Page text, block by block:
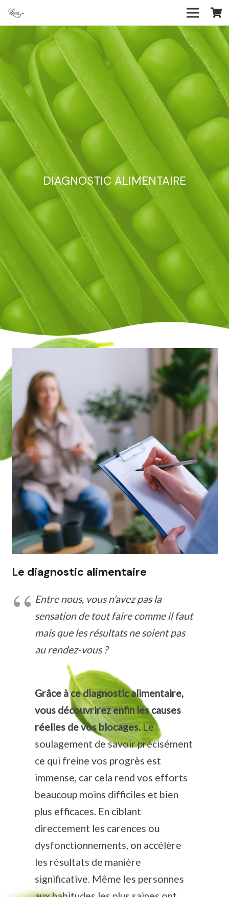
DIAGNOSTIC ALIMENTAIRE
Le diagnostic alimentaire
Entre nous, vous n’avez pas la
sensation de tout faire comme il faut
mais que les résultats ne soient pas
au rendez-vous ?
Grâce à ce diagnostic alimentaire,
vous découvrirez enfin les causes
réelles de vos blocages.Le
soulagement de savoir précisément
ce qui freine vos progrès est
immense, car cela rend vos efforts
beaucoup moins difficiles et bien
plus efficaces. En ciblant
directement les carences ou
dysfonctionnements, on accélère
les résultats de manière
significative. Même les personnes